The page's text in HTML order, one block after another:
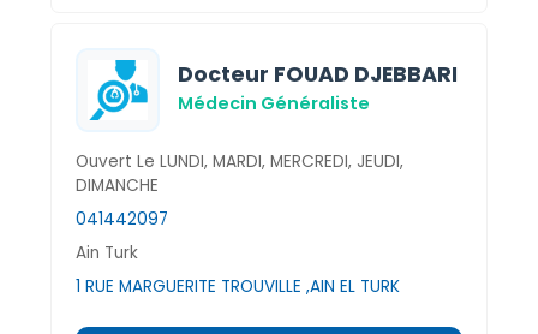
Docteur FOUAD DJEBBARI
Médecin Généraliste
Ouvert Le LUNDI, MARDI, MERCREDI, JEUDI,
DIMANCHE
041442097
Ain Turk
1 RUE MARGUERITE TROUVILLE ,AIN EL TURK